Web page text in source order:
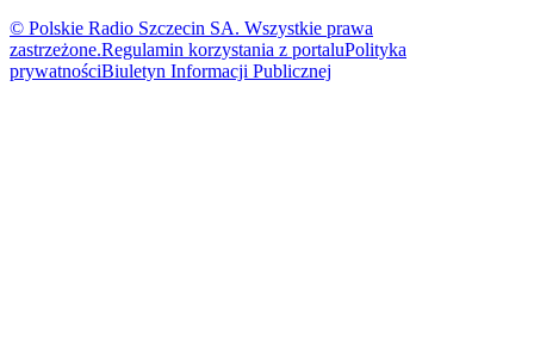
© Polskie Radio Szczecin SA. Wszystkie prawa
zastrzeżone.Regulamin korzystania z portaluPolityka
prywatnościBiuletyn Informacji Publicznej